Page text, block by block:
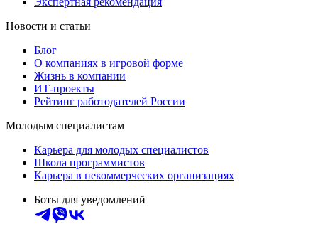
Новости и статьи
Блог
О компаниях в игровой форме
Жизнь в компании
ИТ-проекты
Рейтинг работодателей России
Молодым специалистам
Карьера для молодых специалистов
Школа программистов
Карьера в некоммерческих организациях
Боты для уведомлений